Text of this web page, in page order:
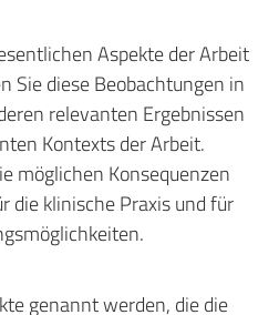
Aspekte der Arbeit
Sie diese Beobachtungen in
relevanten Ergebnissen
Kontexts der Arbeit.
möglichen Konsequenzen
die klinische Praxis und für
genannt werden, die die